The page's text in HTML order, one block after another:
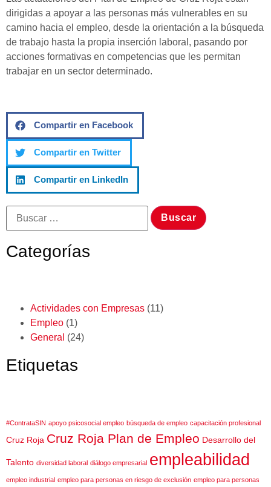
dirigidas a apoyar a las personas más vulnerables en su
camino hacia el empleo, desde la orientación a la búsqueda
de trabajo hasta la propia inserción laboral, pasando por
acciones formativas en competencias que les permitan
trabajar en un sector determinado.
Compartir en Facebook
Compartir en Twitter
Compartir en LinkedIn
Categorías
Actividades con Empresas (11)
Empleo (1)
General (24)
Etiquetas
#ContrataSIN apoyo psicosocial empleo búsqueda de empleo capacitación profesional
Cruz Roja Cruz Roja Plan de Empleo Desarrollo del
Talento diversidad laboral diálogo empresarial empleabilidad
empleo industrial empleo para personas en riesgo de exclusión empleo para personas